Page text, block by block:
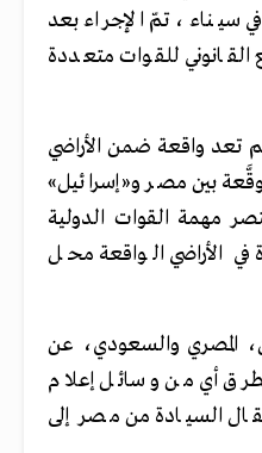
سيناء، تمّ الإجراء بعد
للقوات متعددة
تعد واقعة ضمن الأراضي
بين مصر و«إسرائيل»
تقتصر مهمة القوات الدولية
في الأراضي الواقعة محل
المصري والسعودي، عن
أي من وسائل إعلام
السيادة من مصر إلى